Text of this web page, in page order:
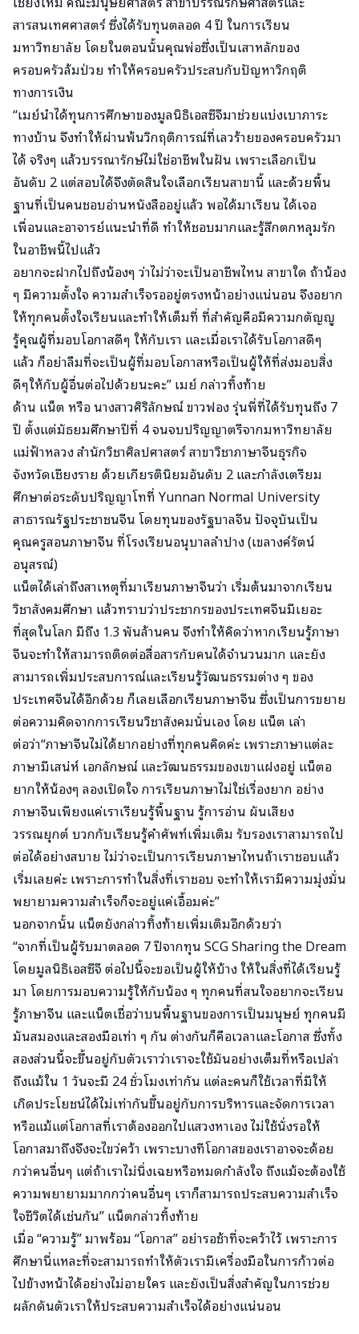
สารสนเทศศาสตร์ ซึ่งได้รับทุนตลอด 4 ปี ในการเรียน
มหาวิทยาลัย โดยในตอนนั้นคุณพ่อซึ่งเป็นเสาหลักของ
ครอบครัวล้มป่วย ทำให้ครอบครัวประสบกับปัญหาวิกฤติ
ทางการเงิน
“เมย์นำได้ทุนการศึกษาของมูลนิธิเอสซีจีมาช่วยแบ่งเบาภาระ
ทางบ้าน จึงทำให้ผ่านพ้นวิกฤติการณ์ที่เลวร้ายของครอบครัวมา
ได้ จริงๆ แล้วบรรณารักษ์ไม่ใช่อาชีพในฝัน เพราะเลือกเป็น
อันดับ 2 แต่สอบได้จึงตัดสินใจเลือกเรียนสาขานี้ และด้วยพื้น
ฐานที่เป็นคนชอบอ่านหนังสืออยู่แล้ว พอได้มาเรียน ได้เจอ
เพื่อนและอาจารย์แนะนำที่ดี ทำให้ชอบมากและรู้สึกตกหลุมรัก
ในอาชีพนี้ไปแล้ว
อยากจะฝากไปถึงน้องๆ ว่าไม่ว่าจะเป็นอาชีพไหน สาขาใด ถ้าน้อง
ๆ มีความตั้งใจ ความสำเร็จรออยู่ตรงหน้าอย่างแน่นอน จึงอยาก
ให้ทุกคนตั้งใจเรียนและทำให้เต็มที่ ที่สำคัญคือมีความกตัญญู
รู้คุณผู้ที่มอบโอกาสดีๆ ให้กับเรา และเมื่อเราได้รับโอกาสดีๆ
แล้ว ก็อย่าลืมที่จะเป็นผู้ที่มอบโอกาสหรือเป็นผู้ให้ที่ส่งมอบสิ่ง
ดีๆให้กับผู้อื่นต่อไปด้วยนะคะ” เมย์ กล่าวทิ้งท้าย
ด้าน แน็ต หรือ นางสาวศิริลักษณ์ ขาวฟอง รุ่นพี่ที่ได้รับทุนถึง 7
ปี ตั้งแต่มัธยมศึกษาปีที่ 4 จนจบปริญญาตรีจากมหาวิทยาลัย
แม่ฟ้าหลวง สำนักวิชาศิลปศาสตร์ สาขาวิชาภาษาจีนธุรกิจ
จังหวัดเชียงราย ด้วยเกียรตินิยมอันดับ 2 และกำลังเตรียม
ศึกษาต่อระดับปริญญาโทที่ Yunnan Normal University
สาธารณรัฐประชาชนจีน โดยทุนของรัฐบาลจีน ปัจจุบันเป็น
คุณครูสอนภาษาจีน ที่โรงเรียนอนุบาลลำปาง (เขลางค์รัตน์
อนุสรณ์)
แน็ตได้เล่าถึงสาเหตุที่มาเรียนภาษาจีนว่า เริ่มต้นมาจากเรียน
วิชาสังคมศึกษา แล้วทราบว่าประชากรของประเทศจีนมีเยอะ
ที่สุดในโลก มีถึง 1.3 พันล้านคน จึงทำให้คิดว่าหากเรียนรู้ภาษา
จีนจะทำให้สามารถติดต่อสื่อสารกับคนได้จำนวนมาก และยัง
สามารถเพิ่มประสบการณ์และเรียนรู้วัฒนธรรมต่าง ๆ ของ
ประเทศจีนได้อีกด้วย ก็เลยเลือกเรียนภาษาจีน ซึ่งเป็นการขยาย
ต่อความคิดจากการเรียนวิชาสังคมนั่นเอง โดย แน็ต เล่า
ต่อว่า“ภาษาจีนไม่ได้ยากอย่างที่ทุกคนคิดค่ะ เพราะภาษาแต่ละ
ภาษามีเสน่ห์ เอกลักษณ์ และวัฒนธรรมของเขาแฝงอยู่ แน็ตอ
ยากให้น้องๆ ลองเปิดใจ การเรียนภาษาไม่ใช่เรื่องยาก อย่าง
ภาษาจีนเพียงแค่เราเรียนรู้พื้นฐาน รู้การอ่าน ผันเสียง
วรรณยุกต์ บวกกับเรียนรู้คำศัพท์เพิ่มเติม รับรองเราสามารถไป
ต่อได้อย่างสบาย ไม่ว่าจะเป็นการเรียนภาษาไหนถ้าเราชอบแล้ว
เริ่มเลยค่ะ เพราะการทำในสิ่งที่เราชอบ จะทำให้เรามีความมุ่งมั่น
พยายามความสำเร็จก็จะอยู่แค่เอื้อมค่ะ”
นอกจากนั้น แน็ตยังกล่าวทิ้งท้ายเพิ่มเติมอีกด้วยว่า
“จากที่เป็นผู้รับมาตลอด 7 ปีจากทุน SCG Sharing the Dream
โดยมูลนิธิเอสซีจี ต่อไปนี้จะขอเป็นผู้ให้บ้าง ให้ในสิ่งที่ได้เรียนรู้
มา โดยการมอบความรู้ให้กับน้อง ๆ ทุกคนที่สนใจอยากจะเรียน
รู้ภาษาจีน และแน็ตเชื่อว่าบนพื้นฐานของการเป็นมนุษย์ ทุกคนมี
มันสมองและสองมือเท่า ๆ กัน ต่างกันก็คือเวลาและโอกาส ซึ่งทั้ง
สองส่วนนี้จะขึ้นอยู่กับตัวเราว่าเราจะใช้มันอย่างเต็มที่หรือเปล่า
ถึงแม้ใน 1 วันจะมี 24 ชั่วโมงเท่ากัน แต่ละคนก็ใช้เวลาที่มีให้
เกิดประโยชน์ได้ไม่เท่ากันขึ้นอยู่กับการบริหารและจัดการเวลา
หรือแม้แต่โอกาสที่เราต้องออกไปแสวงหาเอง ไม่ใช้นั่งรอให้
โอกาสมาถึงจึงจะไขว่คว้า เพราะบางทีโอกาสของเราอาจจะด้อย
กว่าคนอื่นๆ แต่ถ้าเราไม่นิ่งเฉยหรือหมดกำลังใจ ถึงแม้จะต้องใช้
ความพยายามมากกว่าคนอื่นๆ เราก็สามารถประสบความสำเร็จ
ใจชีวิตได้เช่นกัน” แน็ตกล่าวทิ้งท้าย
เมื่อ “ความรู้” มาพร้อม “โอกาส” อย่ารอช้าที่จะคว้าไว้ เพราะการ
ศึกษานี่แหละที่จะสามารถทำให้ตัวเรามีเครื่องมือในการก้าวต่อ
ไปข้างหน้าได้อย่างไม่อายใคร และยังเป็นสิ่งสำคัญในการช่วย
ผลักดันตัวเราให้ประสบความสำเร็จได้อย่างแน่นอน